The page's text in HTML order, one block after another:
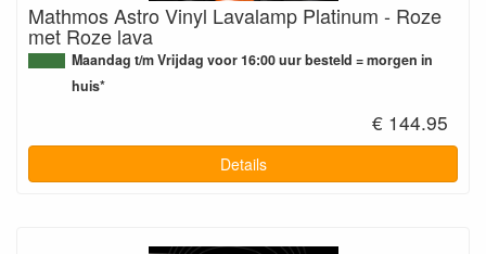
Mathmos Astro Vinyl Lavalamp Platinum - Roze
met Roze lava
Maandag t/m Vrijdag voor 16:00 uur besteld = morgen in
huis*
€ 144.95
Details